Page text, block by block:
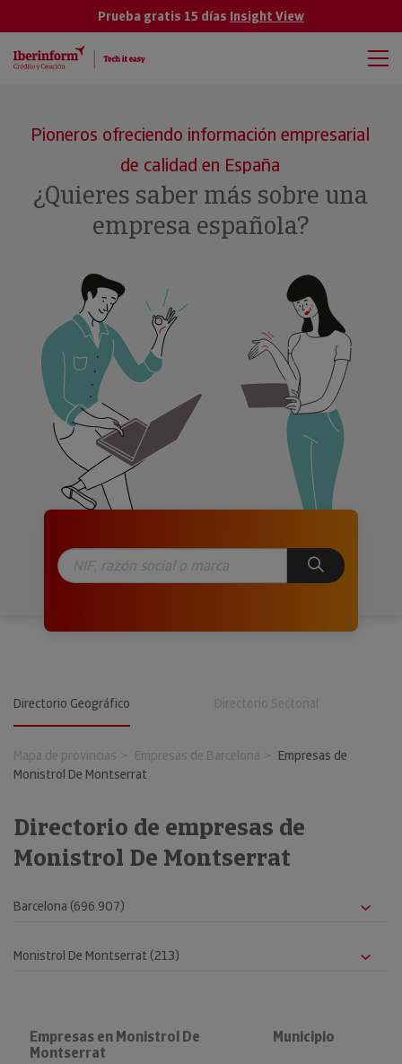
Prueba gratis 15 días Insight View
Pioneros ofreciendo información empresarial
de calidad en España
¿Quieres saber más sobre una
empresa española?
Directorio Geográfico Directorio Sectorial
Mapa de provincias Empresas de Barcelona
Empresas de
Monistrol De Montserrat
Directorio de empresas de
Monistrol De Montserrat
Empresas en Monistrol De
Montserrat
Municipio